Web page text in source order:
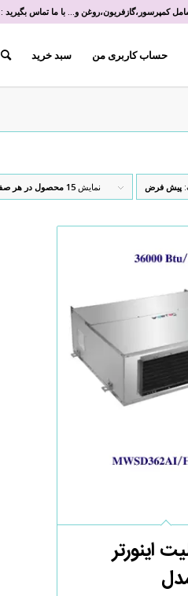
کمپرسور،گازفریون،روغن و... با ما تماس بگیرید :
حساب کاربری من سبد خرید
پیش فرض نمایش 15 محصول در هر صفحه
اینورتر